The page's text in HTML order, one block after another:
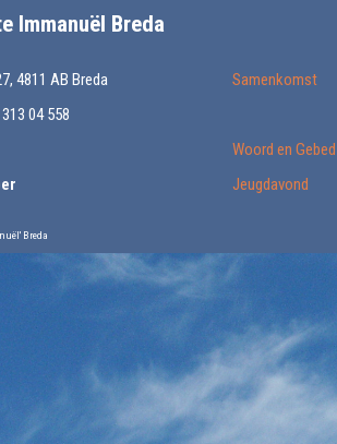
Immanuël Breda
4811 AB Breda
04 558
Samenkomst
Woord en Gebed
Jeugdavond
Breda